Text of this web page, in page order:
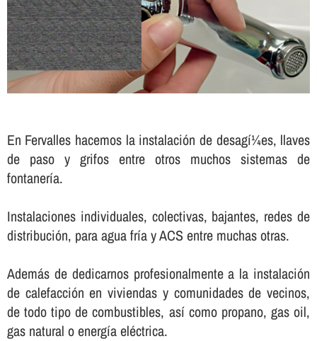
En Fervalles hacemos la instalación de desagí¼es, llaves
de paso y grifos entre otros muchos sistemas de
fontanerí­a.
Instalaciones individuales, colectivas, bajantes, redes de
distribución, para agua frí­a y ACS entre muchas otras.
Además de dedicarnos profesionalmente a la instalación
de calefacción en viviendas y comunidades de vecinos,
de todo tipo de combustibles, así­ como propano, gas oil,
gas natural o energí­a eléctrica.